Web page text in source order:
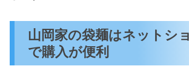
山岡家の袋麺はネットシ
で購入が便利